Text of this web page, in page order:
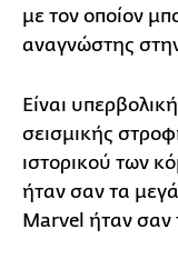
με τον οποίον
αναγνώστης
Είναι
σεισμικής
ιστορικού των
ήταν σαν τα
Marvel ήταν σαν